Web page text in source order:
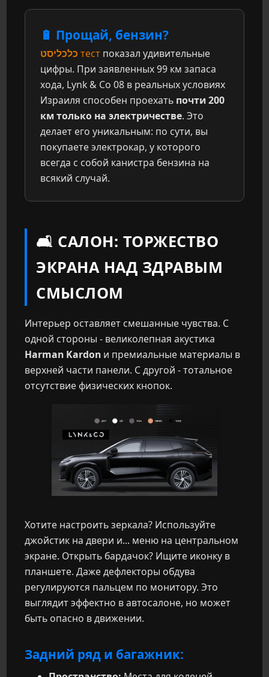
🔋 Прощай, бензин?
כלכליסט тест показал удивительные
цифры. При заявленных 99 км запаса
хода, Lynk & Co 08 в реальных условиях
Израиля способен проехать почти 200
км только на электричестве. Это
делает его уникальным: по сути, вы
покупаете электрокар, у которого
всегда с собой канистра бензина на
всякий случай.
🛋 САЛОН: ТОРЖЕСТВО
ЭКРАНА НАД ЗДРАВЫМ
СМЫСЛОМ
Интерьер оставляет смешанные чувства. С
одной стороны - великолепная акустика
Harman Kardon и премиальные материалы в
верхней части панели. С другой - тотальное
отсутствие физических кнопок.
Хотите настроить зеркала? Используйте
джойстик на двери и... меню на центральном
экране. Открыть бардачок? Ищите иконку в
планшете. Даже дефлекторы обдува
регулируются пальцем по монитору. Это
выглядит эффектно в автосалоне, но может
быть опасно в движении.
Задний ряд и багажник: